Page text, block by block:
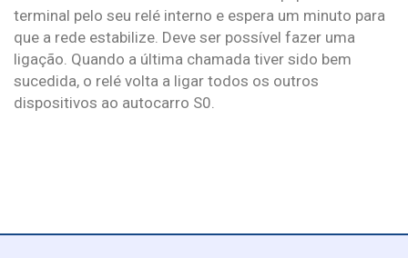
terminal pelo seu relé interno e espera um minuto para
que a rede estabilize. Deve ser possível fazer uma
ligação. Quando a última chamada tiver sido bem
sucedida, o relé volta a ligar todos os outros
dispositivos ao autocarro S0.